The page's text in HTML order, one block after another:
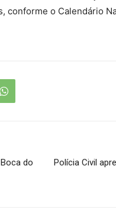
conforme o Calendário
do
Polícia Civil